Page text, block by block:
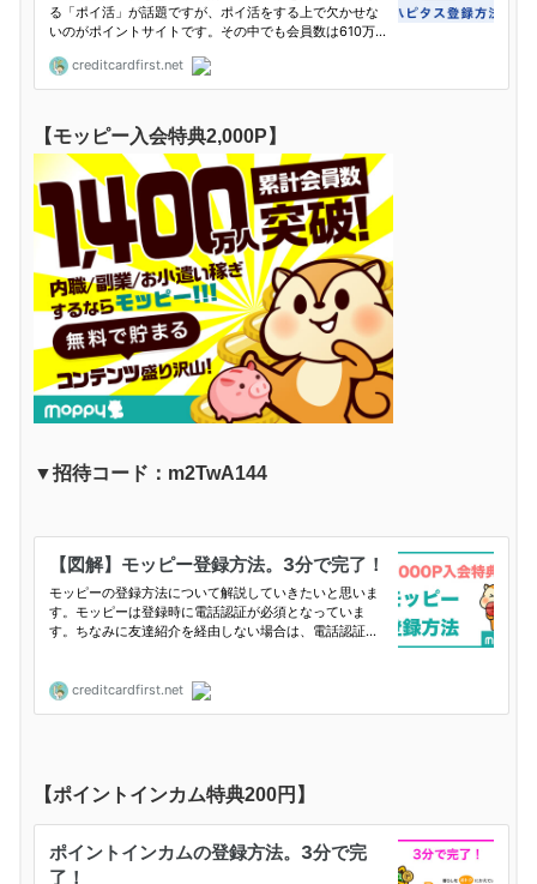
【モッピー入会特典2,000P】
▼招待コード：m2TwA144
【ポイントインカム特典200円】